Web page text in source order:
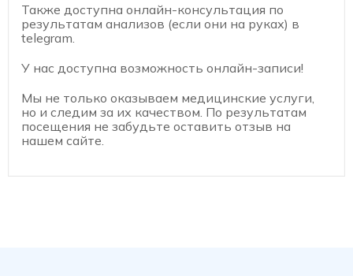
Также доступна онлайн-консультация по
результатам анализов (если они на руках) в
telegram.
У нас доступна возможность онлайн-записи!
Мы не только оказываем медицинские услуги,
но и следим за их качеством. По результатам
посещения не забудьте оставить отзыв на
нашем сайте.